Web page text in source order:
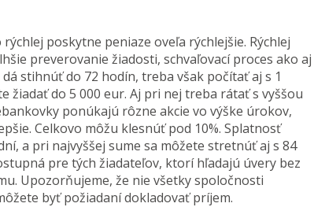
poskytne peniaze oveľa rýchlejšie. Rýchlej
preverovanie žiadosti, schvaľovací proces ako aj
stihnúť do 72 hodín, treba však počítať aj s 1
žiadať do 5 000 eur. Aj pri nej treba rátať s vyššou
ponúkajú rôzne akcie vo výške úrokov,
Celkovo môžu klesnúť pod 10%. Splatnosť
a pri najvyššej sume sa môžete stretnúť aj s 84
pre tých žiadateľov, ktorí hľadajú úvery bez
Upozorňujeme, že nie všetky spoločnosti
byť požiadaní dokladovať príjem.